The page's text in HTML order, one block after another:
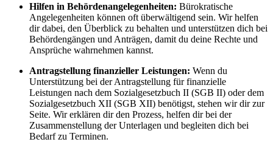
Hilfen in Behördenangelegenheiten: Bürokratische
Angelegenheiten können oft überwältigend sein. Wir helfen
dir dabei, den Überblick zu behalten und unterstützen dich bei
Behördengängen und Anträgen, damit du deine Rechte und
Ansprüche wahrnehmen kannst.
Antragstellung finanzieller Leistungen: Wenn du
Unterstützung bei der Antragstellung für finanzielle
Leistungen nach dem Sozialgesetzbuch II (SGB II) oder dem
Sozialgesetzbuch XII (SGB XII) benötigst, stehen wir dir zur
Seite. Wir erklären dir den Prozess, helfen dir bei der
Zusammenstellung der Unterlagen und begleiten dich bei
Bedarf zu Terminen.